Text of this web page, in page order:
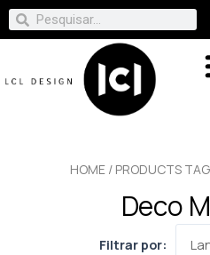
HOME/ PRODUCTS
Deco
Filtrar por: